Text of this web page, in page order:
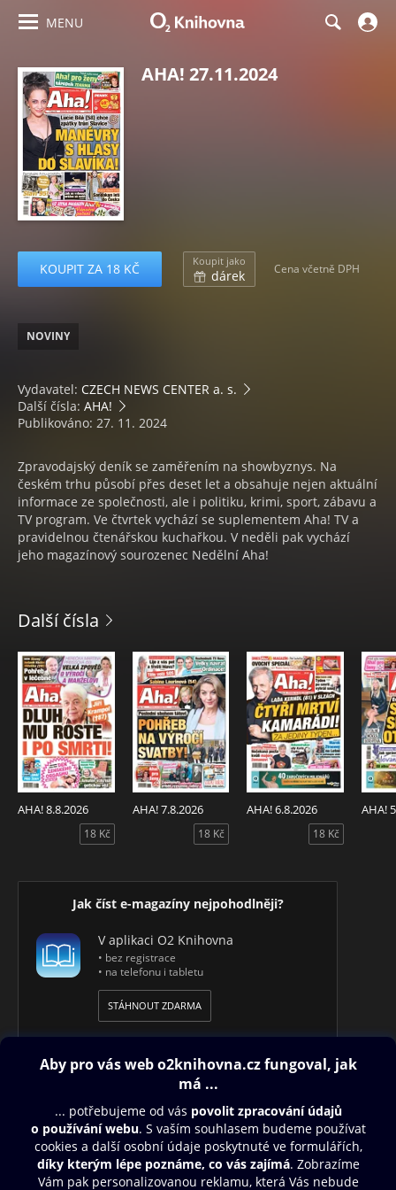
MENU
AHA! 27.11.2024
KOUPIT ZA 18 KČ Koupit jako
dárek Cena včetně DPH
NOVINY
Vydavatel: CZECH NEWS CENTER a. s.
Další čísla: AHA!
Publikováno: 27. 11. 2024
Zpravodajský deník se zaměřením na showbyznys. Na
českém trhu působí přes deset let a obsahuje nejen aktuální
informace ze společnosti, ale i politiku, krimi, sport, zábavu a
TV program. Ve čtvrtek vychází se suplementem Aha! TV a
pravidelnou čtenářskou kuchařkou. V neděli pak vychází
jeho magazínový sourozenec Nedělní Aha!
Další čísla
AHA! 8.8.2026
18 Kč
AHA! 7.8.2026
18 Kč
AHA! 6.8.2026
18 Kč
AHA!
Jak číst e-magazíny nejpohodlněji?
V aplikaci O2 Knihovna
• bez registrace
• na telefonu i tabletu
STÁHNOUT ZDARMA
Obsah ke stažení
Moje O2 Knihovna